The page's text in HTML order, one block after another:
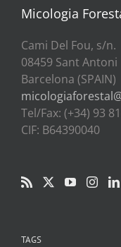
Micologia
Cami Del Fou, s/n.
08459 Sant
Barcelona (SPAIN)
Tel/Fax: (+34) 93
CIF: B64390040
TAGS